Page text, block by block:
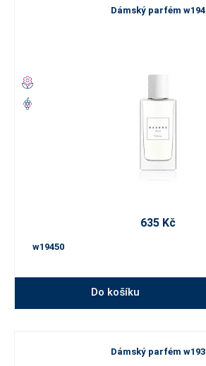
Dámský parfém w194
635 Kč
w19450
Do košíku
Dámský parfém w193